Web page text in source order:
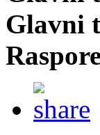
Glavni